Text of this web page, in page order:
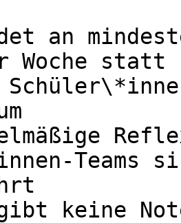
an
Woche statt
Teams
keine